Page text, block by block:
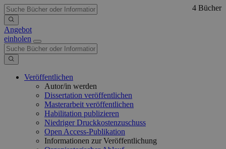
Angebot
einholen
Veröffentlichen
Autor/in werden
Dissertation veröffentlichen
Masterarbeit veröffentlichen
Habilitation publizieren
Niedriger Druckkostenzuschuss
Open Access-Publikation
Informationen zur Veröffentlichung
4 Bücher